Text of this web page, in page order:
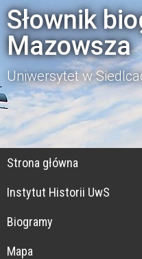
Słownik
Mazowsza
Uniwersytet w
Strona główna
Instytut Historii UwS
Biogramy
Mapa